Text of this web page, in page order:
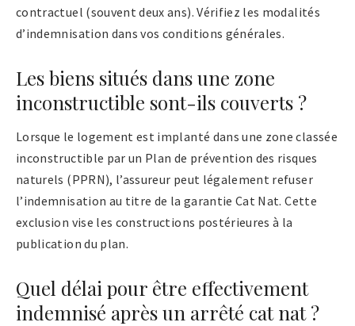
contractuel (souvent deux ans). Vérifiez les modalités
d’indemnisation dans vos conditions générales.
Les biens situés dans une zone
inconstructible sont-ils couverts ?
Lorsque le logement est implanté dans une zone classée
inconstructible par un Plan de prévention des risques
naturels (PPRN), l’assureur peut légalement refuser
l’indemnisation au titre de la garantie Cat Nat. Cette
exclusion vise les constructions postérieures à la
publication du plan.
Quel délai pour être effectivement
indemnisé après un arrêté cat nat ?